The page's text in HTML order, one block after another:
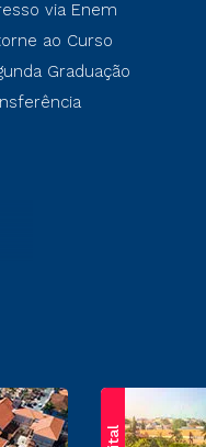
via Enem
ao Curso
Graduação